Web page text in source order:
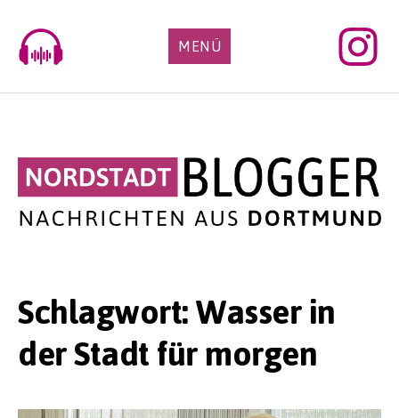
content
MENÜ
Schlagwort:Wasser in
der Stadt für morgen